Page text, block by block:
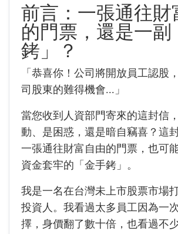
前言：一張通往財
的門票，還是一副
銬」？
「恭喜你！公司將開放員工認股
司股東的難得機會...」
當您收到人資部門寄來的這封信
動、是困惑，還是暗自竊喜？這
一張通往財富自由的門票，也可
資金套牢的「金手銬」。
我是一名在台灣未上市股票市場
投資人。我看過太多員工因為一
擇，身價翻了數十倍，也看過不